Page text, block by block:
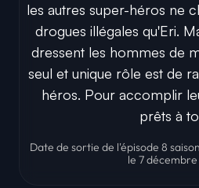
les autres super-héros ne
drogues illégales qu'Eri.
dressent les hommes de
seul et unique rôle est de
héros. Pour accomplir
prêts à
Date de sortie de l'épisode 8
le 7